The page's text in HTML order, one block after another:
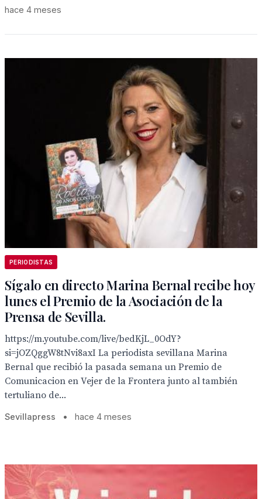
hace 4 meses
PERIODISTAS
Sígalo en directo Marina Bernal recibe hoy
lunes el Premio de la Asociación de la
Prensa de Sevilla.
https://m.youtube.com/live/bedKjL_0OdY?
si=jOZQggW8tNvi8axI La periodista sevillana Marina
Bernal que recibió la pasada semana un Premio de
Comunicacion en Vejer de la Frontera junto al también
tertuliano de...
Sevillapress • hace 4 meses